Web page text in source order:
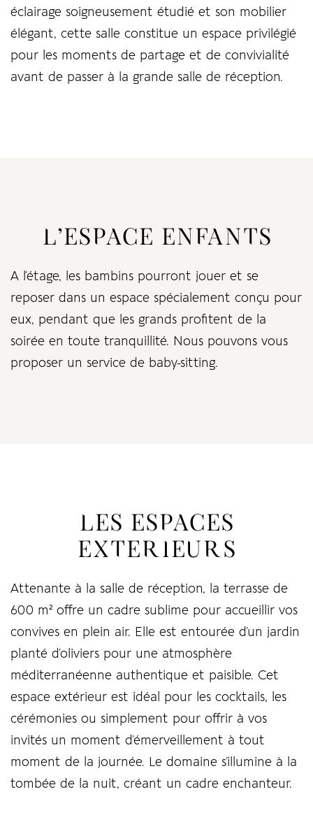
éclairage soigneusement étudié et son mobilier
élégant, cette salle constitue un espace privilégié
pour les moments de partage et de convivialité
avant de passer à la grande salle de réception.
L’ESPACE ENFANTS
A l’étage, les bambins pourront jouer et se
reposer dans un espace spécialement conçu pour
eux, pendant que les grands profitent de la
soirée en toute tranquillité. Nous pouvons vous
proposer un service de baby-sitting.
LES ESPACES
EXTERIEURS
Attenante à la salle de réception, la terrasse de
600 m² offre un cadre sublime pour accueillir vos
convives en plein air. Elle est entourée d’un jardin
planté d’oliviers pour une atmosphère
méditerranéenne authentique et paisible. Cet
espace extérieur est idéal pour les cocktails, les
cérémonies ou simplement pour offrir à vos
invités un moment d’émerveillement à tout
moment de la journée. Le domaine s’illumine à la
tombée de la nuit, créant un cadre enchanteur.
LOG IN